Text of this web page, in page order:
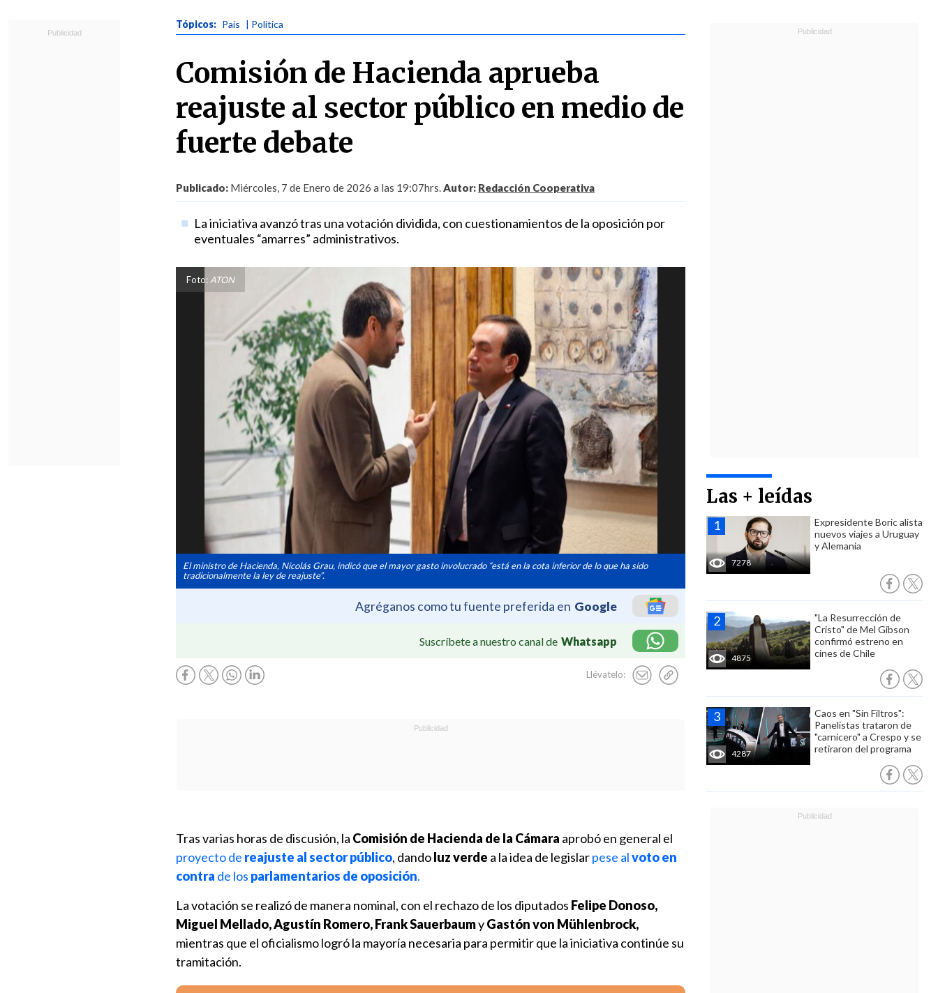
Tópicos: País | Política
Comisión de Hacienda aprueba
reajuste al sector público en medio de
fuerte debate
Publicado: Miércoles, 7 de Enero de 2026 a las 19:07hrs.Autor: Redacción Cooperativa
La iniciativa avanzó tras una votación dividida, con cuestionamientos de la oposición por
eventuales “amarres” administrativos.
Foto: ATON
El ministro de Hacienda, Nicolás Grau, indicó que el mayor gasto involucrado “está en la cota inferior de lo que ha sido
tradicionalmente la ley de reajuste”.
Agréganos como tu fuente preferida en Google
Suscríbete a nuestro canal de Whatsapp
Llévatelo:
Las + leídas
7278
Expresidente Boric alista
nuevos viajes a Uruguay
y Alemania
4875
"La Resurrección de
Cristo" de Mel Gibson
confirmó estreno en
cines de Chile
4287
Caos en "Sin Filtros":
Panelistas trataron de
"carnicero" a Crespo y se
retiraron del programa
Tras varias horas de discusión, la Comisión de Hacienda de la Cámara aprobó en general el
proyecto de reajuste al sector público, dandoluz verde a la idea de legislarpese alvoto en
contra de los parlamentarios de oposición.
La votación se realizó de manera nominal, con el rechazo de los diputados Felipe Donoso,
Miguel Mellado, Agustín Romero, Frank SauerbaumyGastón von Mühlenbrock,
mientras que el oficialismo logró la mayoría necesaria para permitir que la iniciativa continúe su
tramitación.